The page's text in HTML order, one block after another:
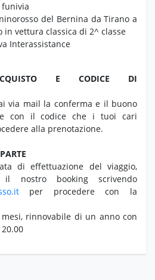
funivia
del Bernina da Tirano a
in vettura classica di 2^ classe
Interassistance
E CODICE DI
via mail la conferma e il buono
con il codice che i tuoi cari
alla prenotazione.
di effettuazione del viaggio,
il nostro booking scrivendo
per procedere con la
rinnovabile di un anno con